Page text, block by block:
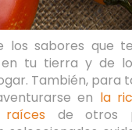
los sabores que
tu tierra y de
También, para
en la
de otros